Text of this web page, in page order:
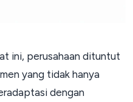
ini, perusahaan dituntut
yang tidak hanya
dengan